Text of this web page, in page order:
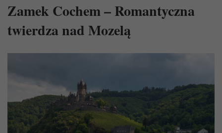
Zamek Cochem – Romantyczna
twierdza nad Mozelą